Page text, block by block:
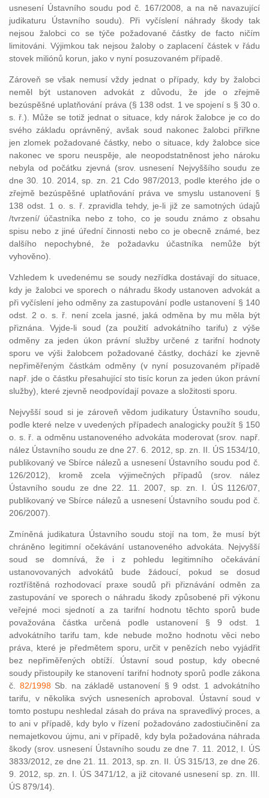
usnesení Ústavního soudu pod č. 167/2008, a na ně navazující
judikaturu Ústavního soudu). Při vyčíslení náhrady škody tak
nejsou žalobci co se týče požadované částky de facto ničím
limitováni. Výjimkou tak nejsou žaloby o zaplacení částek v řádu
stovek miliónů korun, jako v nyní posuzovaném případě.
Zároveň se však nemusí vždy jednat o případy, kdy by žalobci
neměl být ustanoven advokát z důvodu, že jde o zřejmě
bezúspěšné uplatňování práva (§ 138 odst. 1 ve spojení s § 30 o.
s. ř.). Může se totiž jednat o situace, kdy nárok žalobce je co do
svého základu oprávněný, avšak soud nakonec žalobci přiřkne
jen zlomek požadované částky, nebo o situace, kdy žalobce sice
nakonec ve sporu neuspěje, ale neopodstatněnost jeho nároku
nebyla od počátku zjevná (srov. usnesení Nejvyššího soudu ze
dne 30. 10. 2014, sp. zn. 21 Cdo 987/2013, podle kterého jde o
zřejmě bezúspěšné uplatňování práva ve smyslu ustanovení §
138 odst. 1 o. s. ř. zpravidla tehdy, je-li již ze samotných údajů
/tvrzení/ účastníka nebo z toho, co je soudu známo z obsahu
spisu nebo z jiné úřední činnosti nebo co je obecně známé, bez
dalšího nepochybné, že požadavku účastníka nemůže být
vyhověno).
Vzhledem k uvedenému se soudy nezřídka dostávají do situace,
kdy je žalobci ve sporech o náhradu škody ustanoven advokát a
při vyčíslení jeho odměny za zastupování podle ustanovení § 140
odst. 2 o. s. ř. není zcela jasné, jaká odměna by mu měla být
přiznána. Vyjde-li soud (za použití advokátního tarifu) z výše
odměny za jeden úkon právní služby určené z tarifní hodnoty
sporu ve výši žalobcem požadované částky, dochází ke zjevně
nepřiměřeným částkám odměny (v nyní posuzovaném případě
např. jde o částku přesahující sto tisíc korun za jeden úkon právní
služby), které zjevně neodpovídají povaze a složitosti sporu.
Nejvyšší soud si je zároveň vědom judikatury Ústavního soudu,
podle které nelze v uvedených případech analogicky použít § 150
o. s. ř. a odměnu ustanoveného advokáta moderovat (srov. např.
nález Ústavního soudu ze dne 27. 6. 2012, sp. zn. II. ÚS 1534/10,
publikovaný ve Sbírce nálezů a usnesení Ústavního soudu pod č.
126/2012), kromě zcela výjimečných případů (srov. nález
Ústavního soudu ze dne 22. 11. 2007, sp. zn. I. ÚS 1126/07,
publikovaný ve Sbírce nálezů a usnesení Ústavního soudu pod č.
206/2007).
Zmíněná judikatura Ústavního soudu stojí na tom, že musí být
chráněno legitimní očekávání ustanoveného advokáta. Nejvyšší
soud se domnívá, že i z pohledu legitimního očekávání
ustanovovaných advokátů bude žádoucí, pokud se dosud
roztříštěná rozhodovací praxe soudů při přiznávání odměn za
zastupování ve sporech o náhradu škody způsobené při výkonu
veřejné moci sjednotí a za tarifní hodnotu těchto sporů bude
považována částka určená podle ustanovení § 9 odst. 1
advokátního tarifu tam, kde nebude možno hodnotu věci nebo
práva, které je předmětem sporu, určit v penězích nebo vyjádřit
bez nepřiměřených obtíží. Ústavní soud postup, kdy obecné
soudy přistoupily ke stanovení tarifní hodnoty sporů podle zákona
č. 82/1998Sb. na základě ustanovení § 9 odst. 1 advokátního
tarifu, v několika svých usneseních aproboval. Ústavní soud v
tomto postupu neshledal zásah do práva na spravedlivý proces, a
to ani v případě, kdy bylo v řízení požadováno zadostiučinění za
nemajetkovou újmu, ani v případě, kdy byla požadována náhrada
škody (srov. usnesení Ústavního soudu ze dne 7. 11. 2012, I. ÚS
3833/2012, ze dne 21. 11. 2013, sp. zn. II. ÚS 315/13, ze dne 26.
9. 2012, sp. zn. I. ÚS 3471/12, a již citované usnesení sp. zn. III.
ÚS 879/14).